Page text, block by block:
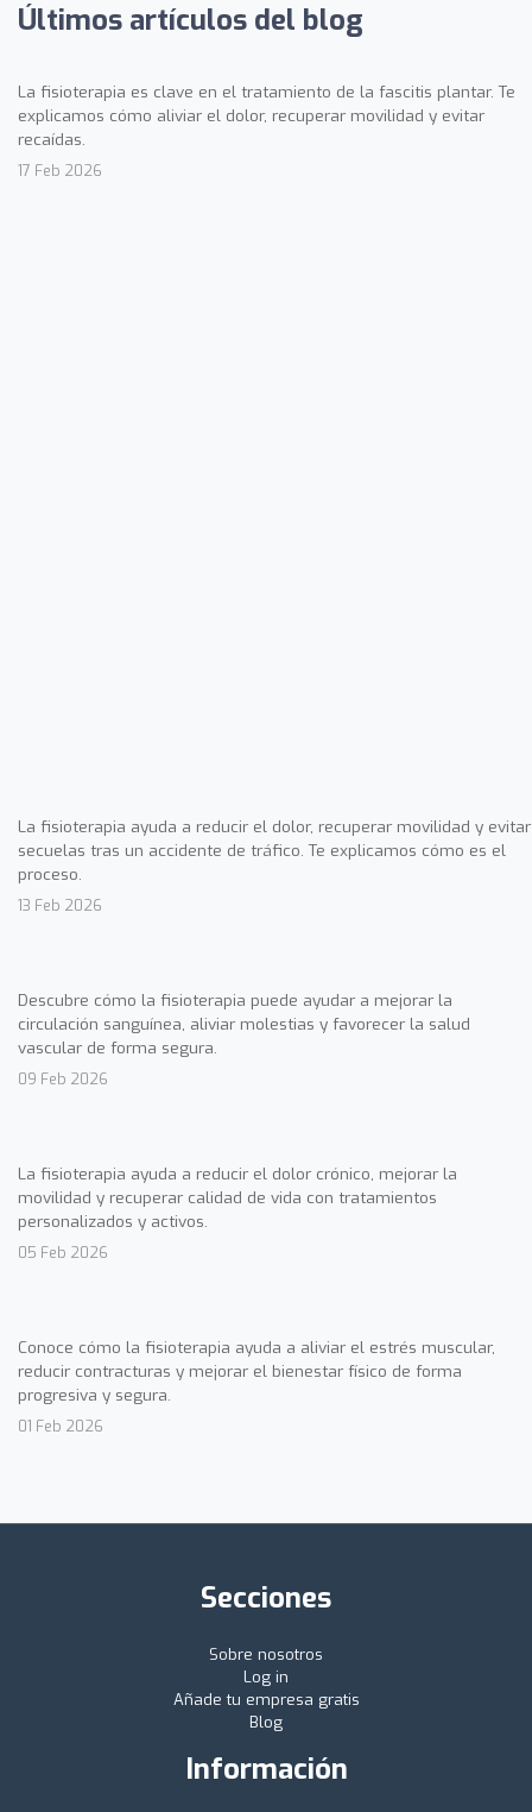
Últimos artículos del blog
La fisioterapia es clave en el tratamiento de la fascitis plantar. Te
explicamos cómo aliviar el dolor, recuperar movilidad y evitar
recaídas.
17 Feb 2026
La fisioterapia ayuda a reducir el dolor, recuperar movilidad y evitar
secuelas tras un accidente de tráfico. Te explicamos cómo es el
proceso.
13 Feb 2026
Descubre cómo la fisioterapia puede ayudar a mejorar la
circulación sanguínea, aliviar molestias y favorecer la salud
vascular de forma segura.
09 Feb 2026
La fisioterapia ayuda a reducir el dolor crónico, mejorar la
movilidad y recuperar calidad de vida con tratamientos
personalizados y activos.
05 Feb 2026
Conoce cómo la fisioterapia ayuda a aliviar el estrés muscular,
reducir contracturas y mejorar el bienestar físico de forma
progresiva y segura.
01 Feb 2026
Secciones
Sobre nosotros
Log in
Añade tu empresa gratis
Blog
Información